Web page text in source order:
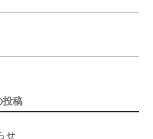
投稿
せ